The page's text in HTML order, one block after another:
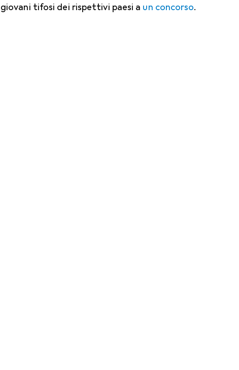
giovani tifosi dei rispettivi paesi a un concorso.